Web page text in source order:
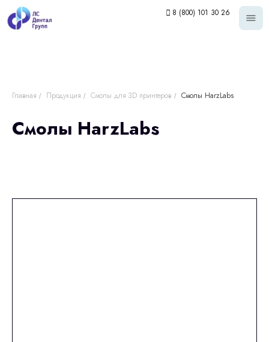
8 (800) 101 30 26
Главная / Продукция / Смолы для 3D принтеров / Смолы HarzLabs
Смолы HarzLabs